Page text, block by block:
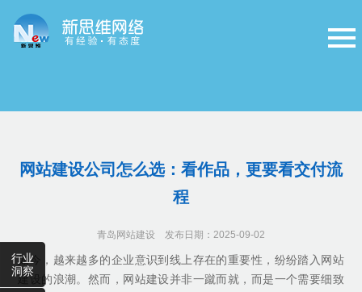
网站建设公司怎么选：看作品，更要看交付流
程
青岛网站建设 发布日期：2025-09-02
如今，越来越多的企业意识到线上存在的重要性，纷纷踏入网站
建设的浪潮。然而，网站建设并非一蹴而就，而是一个需要细致
行业
洞察